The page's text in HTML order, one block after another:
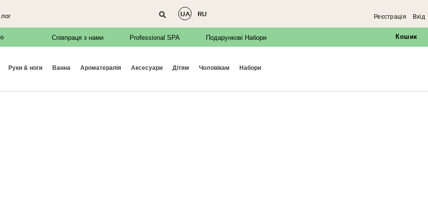
RU
UA Реєстрація Вхід
Співпраця з нами Professional SPA Подарункові Набори Кошик
руки & ноги ванна ароматерапія аксесуари дітям чоловікам набори